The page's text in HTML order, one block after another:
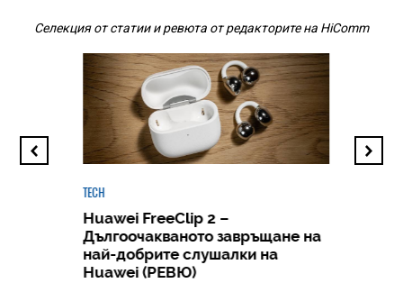
Селекция от статии и ревюта от редакторите на HiComm
TECH
Huawei FreeClip 2 –
Дългоочакваното завръщане на
най-добрите слушалки на
Huawei (РЕВЮ)